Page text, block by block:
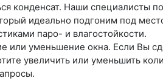
конденсат. Наши
идеально подгоним под
паро- и влагостойкости.
или уменьшение окна. Если Вы
увеличить или уменьшить